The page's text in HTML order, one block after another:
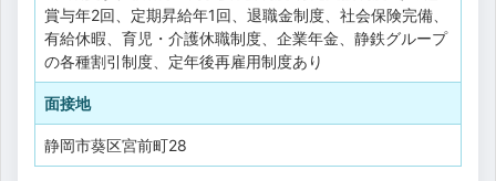
賞与年2回、定期昇給年1回、退職金制度、社会保険完備、
有給休暇、育児・介護休職制度、企業年金、静鉄グループ
の各種割引制度、定年後再雇用制度あり
面接地
静岡市葵区宮前町28